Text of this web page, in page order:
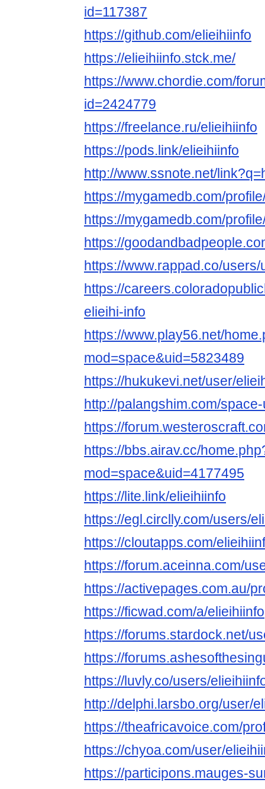
id=117387
https://github.com/elieihiinfo
https://elieihiinfo.stck.me/
https://www.chordie.com/
id=2424779
https://freelance.ru/elieihiinfo
https://pods.link/elieihiinfo
http://www.ssnote.net/
https://mygamedb.com/
https://mygamedb.com/
https://
https://www.rappad.co/
https://
elieihi-info
https://www.play56.net/
mod=space&uid=5823489
https://hukukevi.net/user/
http://palangshim.com/
https://
https://bbs.airav.cc/
mod=space&uid=4177495
https://lite.link/elieihiinfo
https://egl.circlly.com/users/
https://cloutapps.com/
https://forum.aceinna.com/
https://activepages.com.au/
https://ficwad.com/a/elieihiinfo
https://forums.stardock.net/
https://
https://luvly.co/users/
http://delphi.larsbo.org/user/
https://theafricavoice.com/
https://chyoa.com/user/
https://participons.mauges-